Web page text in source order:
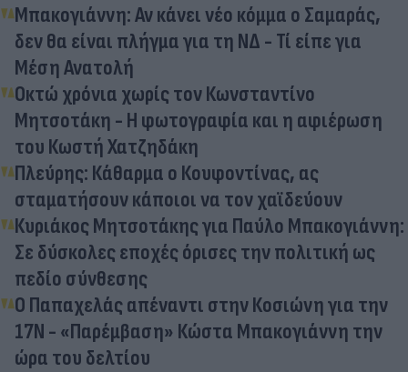
Μπακογιάννη: Αν κάνει νέο κόμμα ο Σαμαράς,
δεν θα είναι πλήγμα για τη ΝΔ - Τί είπε για
Μέση Ανατολή
Οκτώ χρόνια χωρίς τον Κωνσταντίνο
Μητσοτάκη - Η φωτογραφία και η αφιέρωση
του Κωστή Χατζηδάκη
Πλεύρης: Κάθαρμα ο Κουφοντίνας, ας
σταματήσουν κάποιοι να τον χαϊδεύουν
Κυριάκος Μητσοτάκης για Παύλο Μπακογιάννη:
Σε δύσκολες εποχές όρισες την πολιτική ως
πεδίο σύνθεσης
Ο Παπαχελάς απέναντι στην Κοσιώνη για την
17Ν - «Παρέμβαση» Κώστα Μπακογιάννη την
ώρα του δελτίου